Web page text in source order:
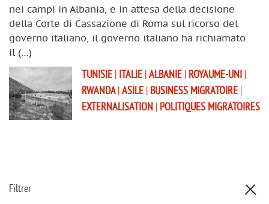
Filtrer
nei campi in Albania, e in attesa della decisione
della Corte di Cassazione di Roma sul ricorso del
governo italiano, il governo italiano ha richiamato
il (…)
TUNISIE | ITALIE |ALBANIE | ROYAUME-UNI |
RWANDA|ASILE | BUSINESS MIGRATOIRE |
EXTERNALISATION | POLITIQUES MIGRATOIRES